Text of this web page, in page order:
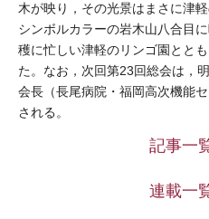
木が映り，その光景はまさに津
シンボルカラーの岩木山八合目
穫に忙しい津軽のリンゴ園とと
た。なお，次回第23回総会は，
会長（長尾病院・福岡高次機能
される。
記事一
連載一